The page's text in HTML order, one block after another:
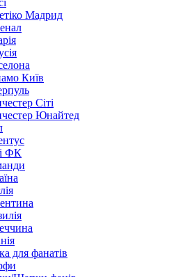
Мадрид
Київ
Сіті
Юнайтед
ФК
для фанатів